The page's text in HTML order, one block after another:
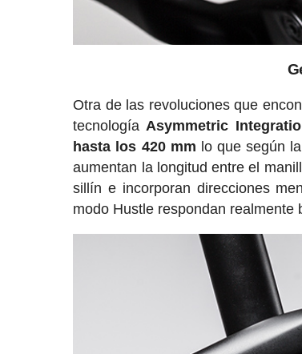
Otra de las revoluciones que
tecnología Asymmetric
hasta los 420 mm lo que según
aumentan la longitud entre el
sillín e incorporan direcciones
modo Hustle respondan realmente